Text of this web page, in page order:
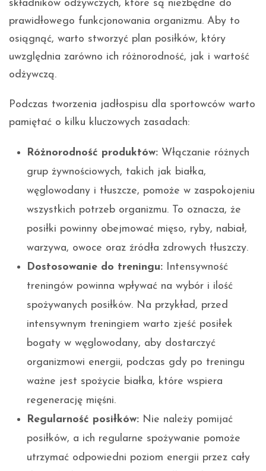
składników odżywczych, które są niezbędne do
prawidłowego funkcjonowania organizmu. Aby to
osiągnąć, warto stworzyć plan posiłków, który
uwzględnia zarówno ich różnorodność, jak i wartość
odżywczą.
Podczas tworzenia jadłospisu dla sportowców warto
pamiętać o kilku kluczowych zasadach:
Różnorodność produktów: Włączanie różnych
grup żywnościowych, takich jak białka,
węglowodany i tłuszcze, pomoże w zaspokojeniu
wszystkich potrzeb organizmu. To oznacza, że
posiłki powinny obejmować mięso, ryby, nabiał,
warzywa, owoce oraz źródła zdrowych tłuszczy.
Dostosowanie do treningu: Intensywność
treningów powinna wpływać na wybór i ilość
spożywanych posiłków. Na przykład, przed
intensywnym treningiem warto zjeść posiłek
bogaty w węglowodany, aby dostarczyć
organizmowi energii, podczas gdy po treningu
ważne jest spożycie białka, które wspiera
regenerację mięśni.
Regularność posiłków: Nie należy pomijać
posiłków, a ich regularne spożywanie pomoże
utrzymać odpowiedni poziom energii przez cały